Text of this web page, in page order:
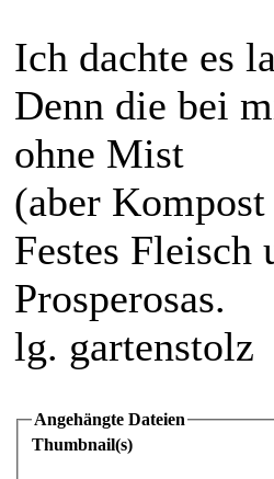
Ich dachte es
Denn die bei
ohne Mist
(aber
Festes Fleisch
Prosperosas.
lg. gartenstolz
Angehängte Dateien
Thumbnail(s)